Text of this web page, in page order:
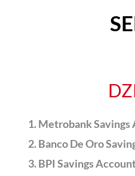
Metrobank Savings
Banco De Oro
BPI Savings